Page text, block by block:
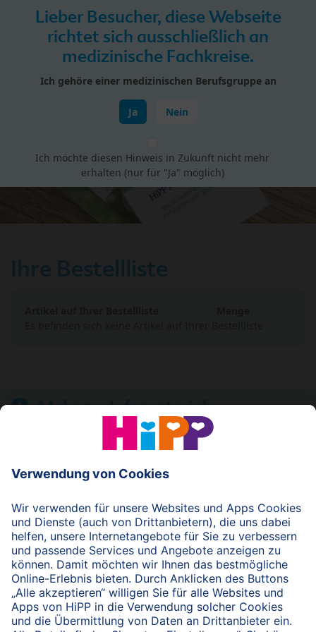
Skip to main content
Menü
HiPP Portal für Fachkreise
Mehr zu:Infomaterial
nach oben
HiPP Portal für Fachkreise
Fachkreise-Newsletter
HiPP Produkte
HiPP Infomaterial
Forschung & Studien
HiPP Vorträge
HiPP Fortbildungen
Bio bei HiPP
Lieber Besucher, diese Webseite
richtet sich ausschließlich an
medizinische Fachkreise.
Ich gehöre einer medizinischen Berufsgruppe an
Ja Nein
Ich möchte diesen Hinweis in Zukunft nicht mehr
erhalten (nur für "Ja" möglich)